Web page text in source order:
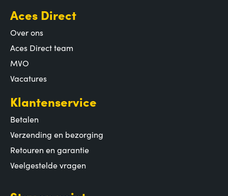
Aces Direct
Over ons
Aces Direct team
MVO
Vacatures
Klantenservice
Betalen
Verzending en bezorging
Retouren en garantie
Veelgestelde vragen